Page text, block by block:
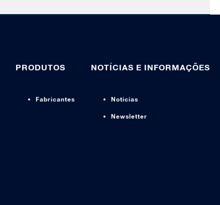
PRODUTOS
Fabricantes
NOTÍCIAS E INFORMAÇÕES
Noticias
Newsletter